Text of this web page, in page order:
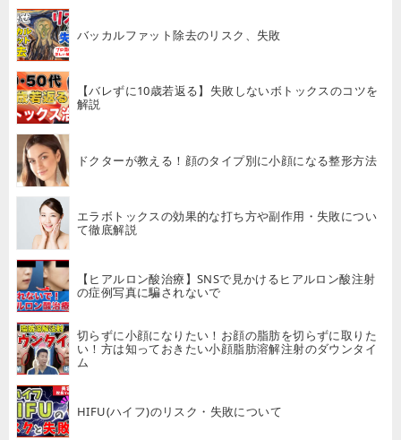
バッカルファット除去のリスク、失敗
【バレずに10歳若返る】失敗しないボトックスのコツを
解説
ドクターが教える！顔のタイプ別に小顔になる整形方法
エラボトックスの効果的な打ち方や副作用・失敗につい
て徹底解説
【ヒアルロン酸治療】SNSで見かけるヒアルロン酸注射
の症例写真に騙されないで
切らずに小顔になりたい！お顔の脂肪を切らずに取りた
い！方は知っておきたい小顔脂肪溶解注射のダウンタイ
ム
HIFU(ハイフ)のリスク・失敗について